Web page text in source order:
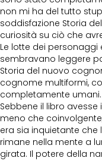
non mi ha del tutto
soddisfazione Storia
curiosità su ciò che
Le lotte dei
sembravano leggere
Storia del nuovo
cognome multiformi,
completamente umani.
Sebbene il libro
meno che
era sia inquietante
rimane nella mente a
girata. Il potere della